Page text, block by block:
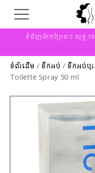
ទំនិញម៉ាកប្រែនៗ សុទ្ធ
ទំព័រដើម / ទឹកអប់ / ទឹកអប់បុ
Toilette Spray 50 ml